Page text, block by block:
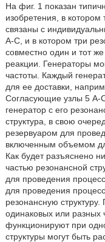
На фиг. 1 показан
изобретения, в котором
связаны с
A-C, и в котором три
совместно один и тот
реакции. Генераторы
частоты. Каждый
для ее доставки,
Согласующие узлы 5 A-
генератор с его
структура, в свою
резервуаром для
включенным объемом
Как будет разъяснено
частью резонансной
для проведения
для проведения
резонансную
одинаковых или разных
функционируют при
структуры могут быть